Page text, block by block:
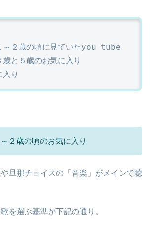
～２歳の頃に見ていたyou tube
歳と５歳のお気に入り
入り
２歳の頃のお気に入り
旦那チョイスの「音楽」がメインで聴
を選ぶ基準が下記の通り。